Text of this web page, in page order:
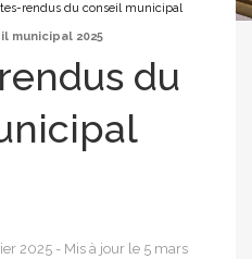
rendus du conseil municipal
municipal 2025
du
2025 - Mis à jour le 5 mars